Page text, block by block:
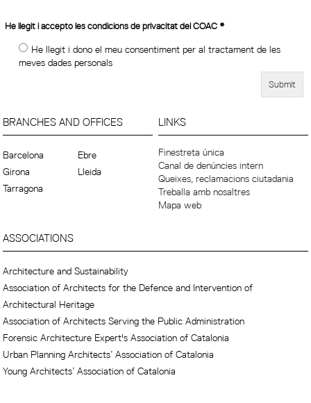
He llegit i accepto les condicions de privacitat del COAC *
He llegit i dono el meu consentiment per al tractament de les
meves dades personals
BRANCHES AND OFFICES
Barcelona
Ebre
Girona
Lleida
Tarragona
LINKS
Finestreta única
Canal de denúncies intern
Queixes, reclamacions ciutadania
Treballa amb nosaltres
Mapa web
ASSOCIATIONS
Architecture and Sustainability
Association of Architects for the Defence and Intervention of
Architectural Heritage
Association of Architects Serving the Public Administration
Forensic Architecture Expert's Association of Catalonia
Urban Planning Architects’ Association of Catalonia
Young Architects’ Association of Catalonia